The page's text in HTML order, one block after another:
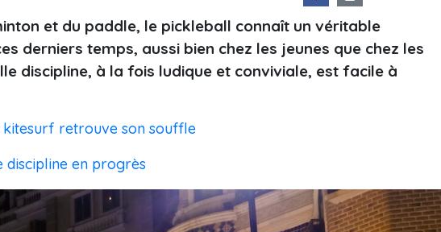
et du paddle, le pickleball connaît un véritable
derniers temps, aussi bien chez les jeunes que chez les
discipline, à la fois ludique et conviviale, est facile à
kitesurf retrouve son souffle
discipline en progrès